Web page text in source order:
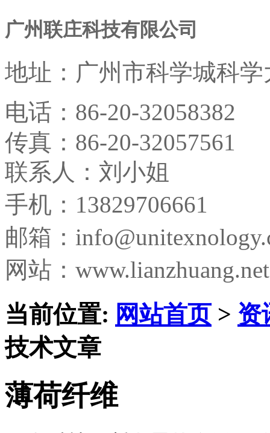
广州联庄科技有限公司
地址： 广州市科学城科
电话： 86-20-32058382
传真： 86-20-32057561
联系人：刘小姐
手机：13829706661
邮箱：
网站：www.lianzhuang.net
当前位置: 网站首页> 资
技术文章
薄荷纤维